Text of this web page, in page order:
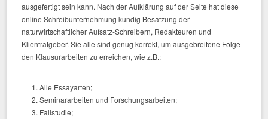
ausgefertigt sein kann. Nach der Aufklärung auf der Seite hat diese
online Schreibunternehmung kundig Besatzung der
naturwirtschaftlicher Aufsatz-Schreibern, Redakteuren und
Klientratgeber. Sie alle sind genug korrekt, um ausgebreitene Folge
den Klausurarbeiten zu erreichen, wie z.B.:
Alle Essayarten;
Seminararbeiten und Forschungsarbeiten;
Fallstudie;